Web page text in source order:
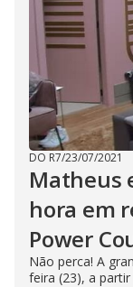
DO R7/23/07/2021
Matheus
hora em
Power
Não perca! A
feira (23), a